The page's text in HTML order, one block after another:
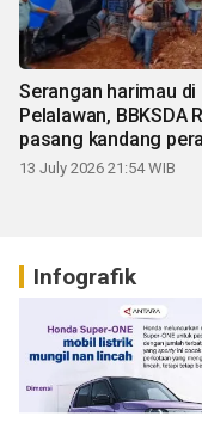
Serangan harimau di
Pelalawan, BBKSDA
pasang kandang
13 July 2026 21:54 WIB
Infografik